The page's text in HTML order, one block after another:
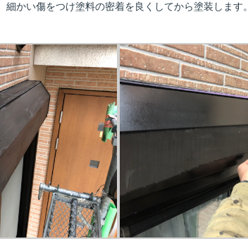
かい傷をつけ塗料の密着を良くしてから塗装します。